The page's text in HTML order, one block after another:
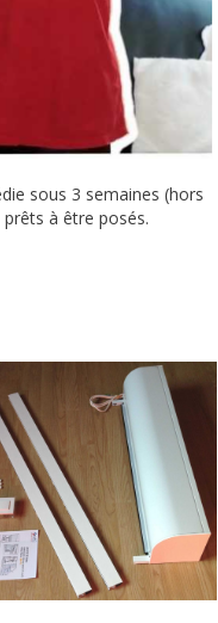
sous 3 semaines (hors
à être posés.